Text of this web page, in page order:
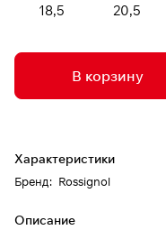
18,5 20,5
В корзину
Характеристики
Бренд: Rossignol
Описание